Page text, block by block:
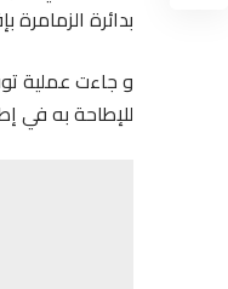
بدائرة
و جاءت عملية
للإطاحة به في